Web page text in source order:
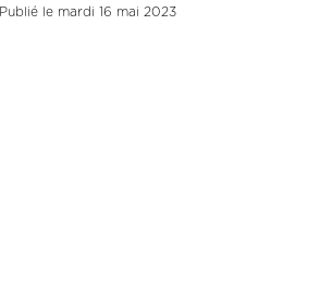
Publié le mardi 16 mai 2023